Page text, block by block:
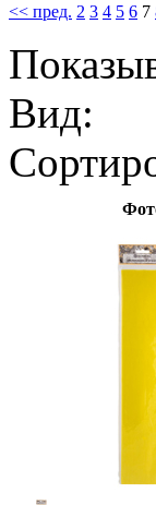
<< пред. 2 3 4 5 6 7
Вид: